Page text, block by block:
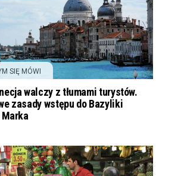
SIĘ MÓWI
walczy z tłumami turystów.
zasady wstępu do Bazyliki
Marka